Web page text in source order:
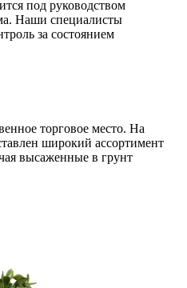
под руководством
Наши специалисты
за состоянием
торговое место. На
широкий ассортимент
высаженные в грунт